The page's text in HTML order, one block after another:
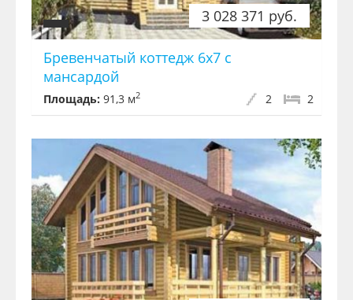
3 028 371 руб.
Бревенчатый коттедж 6x7 с
мансардой
Площадь: 91,3 м2 2
2